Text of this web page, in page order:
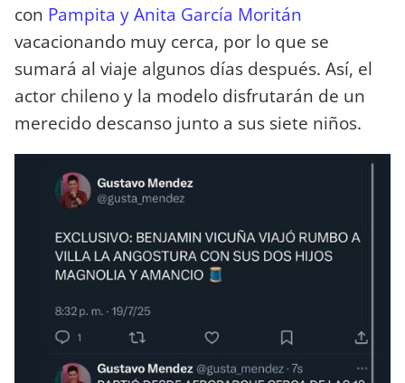
con Pampita y Anita García Moritán
vacacionando muy cerca, por lo que se
sumará al viaje algunos días después. Así, el
actor chileno y la modelo disfrutarán de un
merecido descanso junto a sus siete niños.